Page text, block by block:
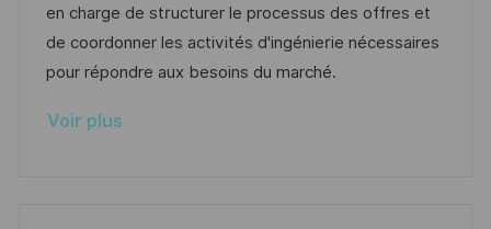
a
t
i
n
f
f
i
n
c
e
u
o
r
i
en charge de structurer le processus des offres et
de coordonner les activités d'ingénierie nécessaires
pour répondre aux besoins du marché.
Voir plus